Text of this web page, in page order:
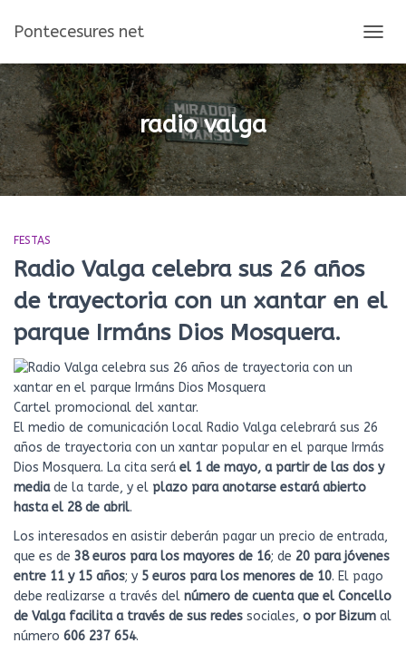
Pontecesures net
MODO
DE
radio valga
FESTAS
Radio Valga celebra sus 26 años
de trayectoria con un xantar en el
parque Irmáns Dios Mosquera.
Cartel promocional del xantar.
El medio de comunicación local Radio Valga celebrará sus 26
años de trayectoria con un xantar popular en el parque Irmás
Dios Mosquera. La cita será el 1 de mayo, a partir de las dos y
mediade la tarde, y el plazo para anotarse estará abierto
hasta el 28 de abril.
Los interesados en asistir deberán pagar un precio de entrada,
que es de 38 euros para los mayores de 16; de 20 para jóvenes
entre 11 y 15 años; y 5 euros para los menores de 10. El pago
debe realizarse a través del número de cuenta que el Concello
de Valga facilita a través de sus redes sociales, o por Bizum al
número 606 237 654.